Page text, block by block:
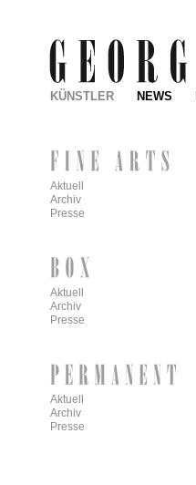
KÜNSTLER NEWS
Aktuell
Archiv
Presse
Aktuell
Archiv
Presse
Aktuell
Archiv
Presse